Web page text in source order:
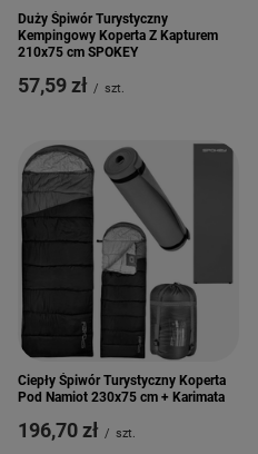
Duży Śpiwór Turystyczny
Kempingowy Koperta Z Kapturem
210x75 cm SPOKEY
57,59 zł / szt.
Ciepły Śpiwór Turystyczny Koperta
Pod Namiot 230x75 cm + Karimata
196,70 zł / szt.